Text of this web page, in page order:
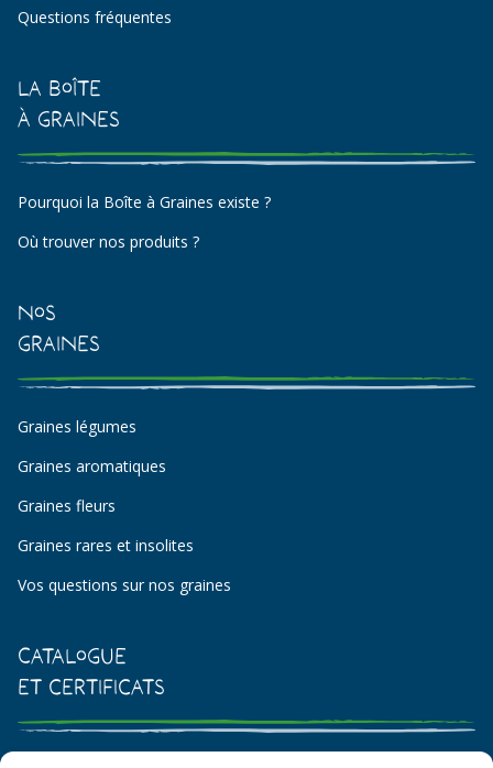
Questions fréquentes
La Boîte
à Graines
Pourquoi la Boîte à Graines existe ?
Où trouver nos produits ?
Nos
Graines
Graines légumes
Graines aromatiques
Graines fleurs
Graines rares et insolites
Vos questions sur nos graines
Catalogue
et certificats